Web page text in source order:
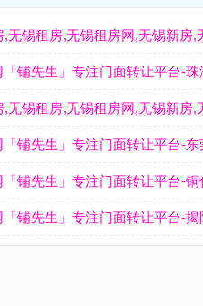
铺先生」专注门面转让平台-
铺先生」专注门面转让平台-
铺先生」专注门面转让平台-
铺先生」专注门面转让平台-